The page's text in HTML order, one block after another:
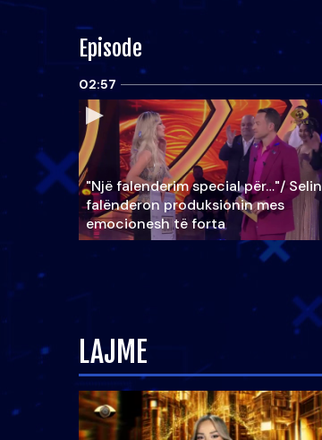
Episode
02:57
"Një falenderim special për…"/ Selin
falënderon produksionin mes
emocionesh të forta
LAJME